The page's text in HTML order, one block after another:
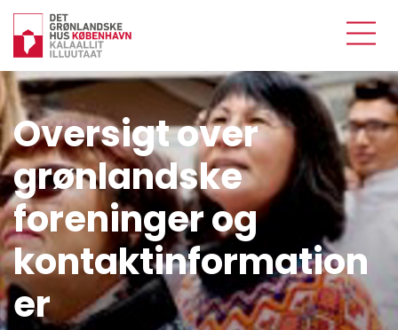
Oversigt over
grønlandske
foreninger og
kontaktinformation
er